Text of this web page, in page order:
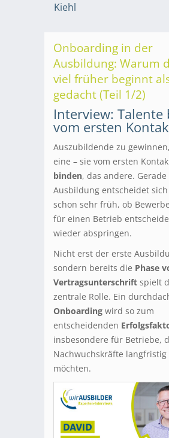
Kiehl
Onboarding in der
Ausbildung: Warum
viel früher beginnt
gedacht (Teil 1/2)
Interview: Talente
vom ersten
Auszubildende zu
eine – sie vom ersten
binden, das andere.
Ausbildung entscheidet
schon sehr früh, ob
für einen Betrieb
wieder abspringen.
Nicht erst der erste
sondern bereits die Phase
Vertragsunterschrift spielt
zentrale Rolle. Ein
Onboarding wird so zum
entscheidenden
insbesondere für Betriebe,
Nachwuchskräfte langfristig
möchten.